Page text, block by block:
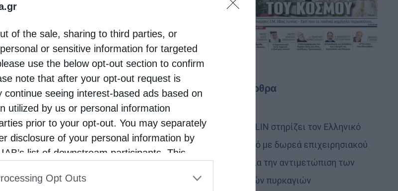
of the sale, sharing to third parties, or
or sensitive information for targeted
use the below opt-out section to confirm
note that after your opt-out request is
continue seeing interest-based ads based on
utilized by us or personal information
prior to your opt-out. You may separately
disclosure of your personal information by
list of downstream participants. This
Participantsthat may further disclose it to
Opt Outs
Τελευταία άρθρα
Η LEROY MERLIN στηρίζει τον Ελληνικό
Ερυθρό Σταυρό με δωρεά επιχειρησιακού
εξοπλισμού για την αντιμετώπιση των
καταστροφικών πυρκαγιών